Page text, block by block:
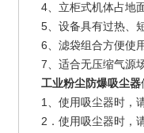
4、立柜式机体占地
5、设备具有过热、
6、滤袋组合方便使
7、适合无压缩气源
工业粉尘防爆吸尘器
1、使用吸尘器时，
2．使用吸尘器时，